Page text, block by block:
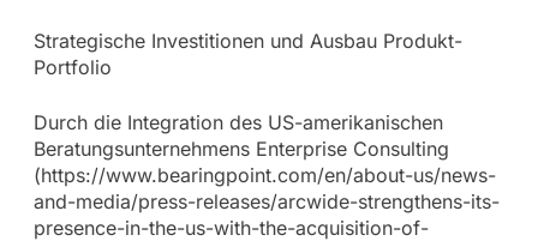
Strategische Investitionen und Ausbau Produkt-
Portfolio
Durch die Integration des US-amerikanischen
Beratungsunternehmens Enterprise Consulting
(https://www.bearingpoint.com/en/about-us/news-
and-media/press-releases/arcwide-strengthens-its-
presence-in-the-us-with-the-acquisition-of-